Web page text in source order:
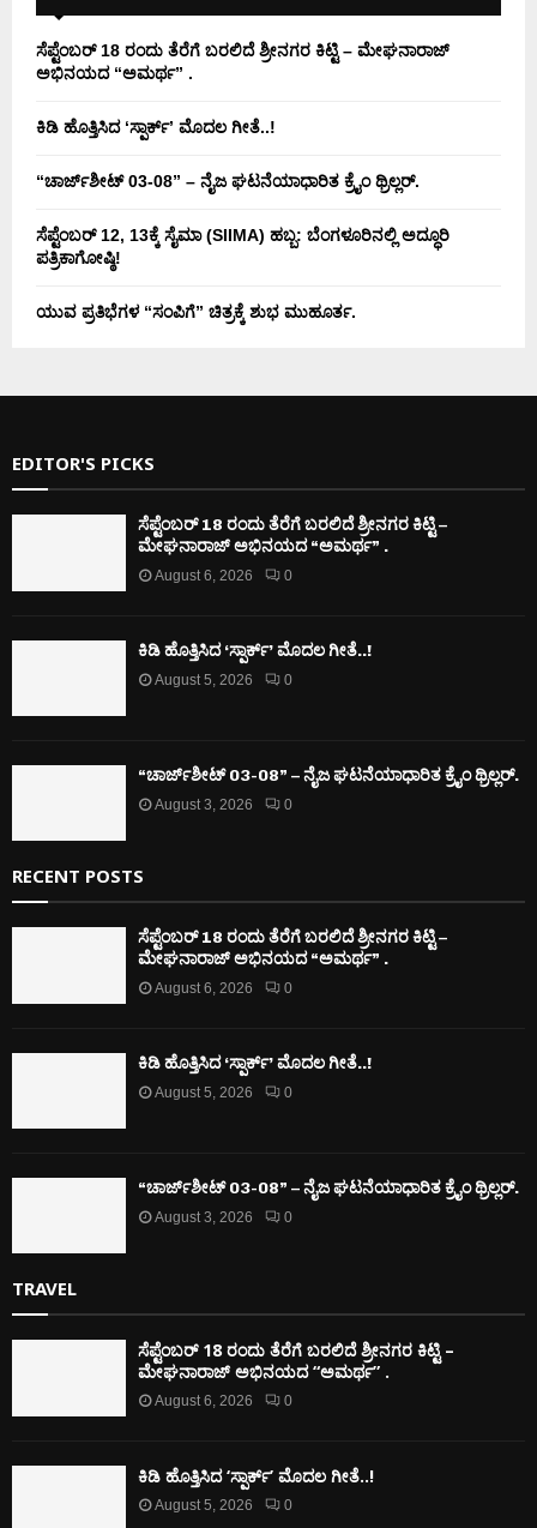
ಸೆಪ್ಟೆಂಬರ್ 18 ರಂದು ತೆರೆಗೆ ಬರಲಿದೆ ಶ್ರೀನಗರ ಕಿಟ್ಟಿ – ಮೇಘನಾರಾಜ್
ಅಭಿನಯದ “ಅಮರ್ಥ” .
ಕಿಡಿ‌‌ ಹೊತ್ತಿಸಿದ ‘ಸ್ಪಾರ್ಕ್’ ಮೊದಲ‌ ಗೀತೆ..!
“ಚಾರ್ಜ್‌ಶೀಟ್ 03-08” – ನೈಜ ಘಟನೆಯಾಧಾರಿತ ಕ್ರೈಂ ಥ್ರಿಲ್ಲರ್.
ಸೆಪ್ಟೆಂಬರ್ 12, 13ಕ್ಕೆ ಸೈಮಾ (SIIMA) ಹಬ್ಬ: ಬೆಂಗಳೂರಿನಲ್ಲಿ ಅದ್ಧೂರಿ
ಪತ್ರಿಕಾಗೋಷ್ಠಿ!
ಯುವ ಪ್ರತಿಭೆಗಳ “ಸಂಪಿಗೆ” ಚಿತ್ರಕ್ಕೆ ಶುಭ ಮುಹೂರ್ತ.
EDITOR'S PICKS
ಸೆಪ್ಟೆಂಬರ್ 18 ರಂದು ತೆರೆಗೆ ಬರಲಿದೆ ಶ್ರೀನಗರ ಕಿಟ್ಟಿ –
ಮೇಘನಾರಾಜ್ ಅಭಿನಯದ “ಅಮರ್ಥ” .
August 6, 2026 0
ಕಿಡಿ‌‌ ಹೊತ್ತಿಸಿದ ‘ಸ್ಪಾರ್ಕ್’ ಮೊದಲ‌ ಗೀತೆ..!
August 5, 2026 0
“ಚಾರ್ಜ್‌ಶೀಟ್ 03-08” – ನೈಜ ಘಟನೆಯಾಧಾರಿತ ಕ್ರೈಂ ಥ್ರಿಲ್ಲರ್.
August 3, 2026 0
RECENT POSTS
ಸೆಪ್ಟೆಂಬರ್ 18 ರಂದು ತೆರೆಗೆ ಬರಲಿದೆ ಶ್ರೀನಗರ ಕಿಟ್ಟಿ –
ಮೇಘನಾರಾಜ್ ಅಭಿನಯದ “ಅಮರ್ಥ” .
August 6, 2026 0
ಕಿಡಿ‌‌ ಹೊತ್ತಿಸಿದ ‘ಸ್ಪಾರ್ಕ್’ ಮೊದಲ‌ ಗೀತೆ..!
August 5, 2026 0
“ಚಾರ್ಜ್‌ಶೀಟ್ 03-08” – ನೈಜ ಘಟನೆಯಾಧಾರಿತ ಕ್ರೈಂ ಥ್ರಿಲ್ಲರ್.
August 3, 2026 0
TRAVEL
ಸೆಪ್ಟೆಂಬರ್ 18 ರಂದು ತೆರೆಗೆ ಬರಲಿದೆ ಶ್ರೀನಗರ ಕಿಟ್ಟಿ –
ಮೇಘನಾರಾಜ್ ಅಭಿನಯದ “ಅಮರ್ಥ” .
August 6, 2026 0
ಕಿಡಿ‌‌ ಹೊತ್ತಿಸಿದ ‘ಸ್ಪಾರ್ಕ್’ ಮೊದಲ‌ ಗೀತೆ..!
August 5, 2026 0